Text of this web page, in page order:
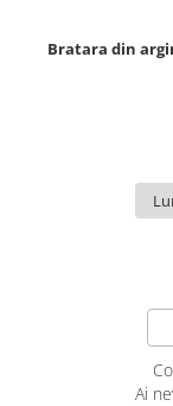
Bratara din
Ai